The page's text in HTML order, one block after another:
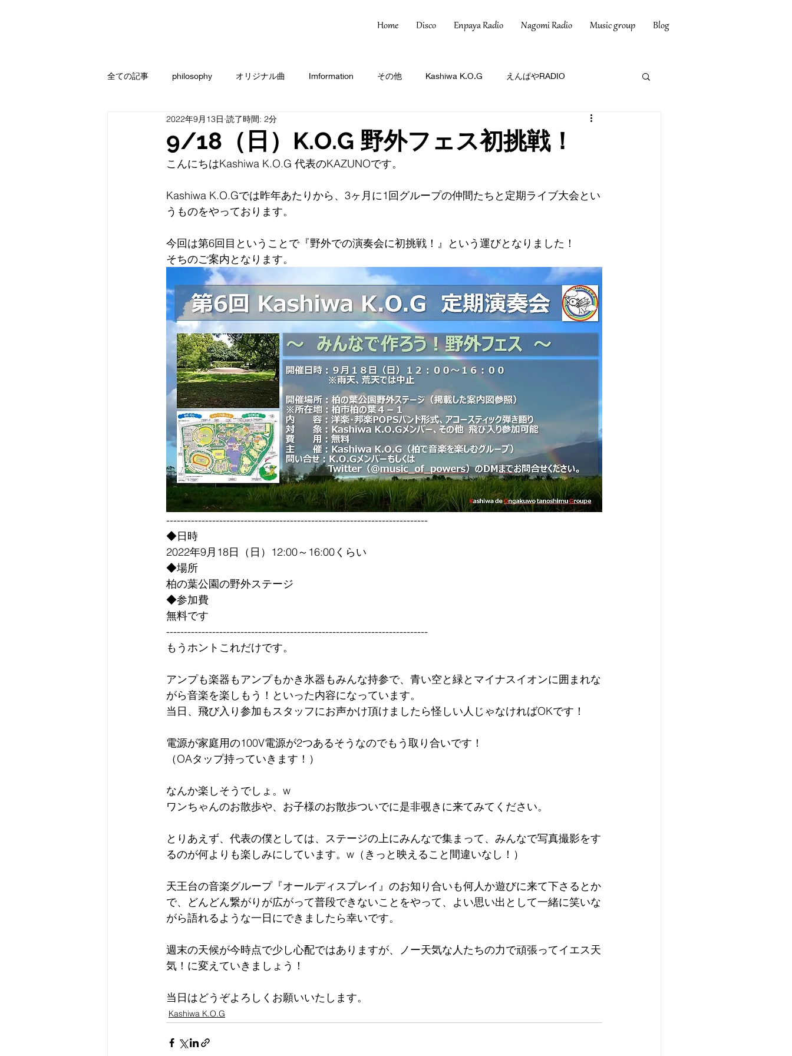
Home Disco Enpaya Radio Nagomi Radio Music group Blog
全ての記事 philosophy オリジナル曲 Imformation その他 Kashiwa K.O.G えんぱやRADIO
9/18（日）K.O.G 野外フェス初挑戦！
2022年9月13日 読了時間: 2分
こんにちはKashiwa K.O.G 代表のKAZUNOです。
Kashiwa K.O.Gでは昨年あたりから、3ヶ月に1回グループの仲間たちと定期ライブ大会とい
うものをやっております。
今回は第6回目ということで『野外での演奏会に初挑戦！』という運びとなりました！
そちのご案内となります。
--------------------------------------------------------------------------
◆日時
2022年9月18日（日）12:00～16:00くらい
◆場所
柏の葉公園の野外ステージ
◆参加費
無料です
--------------------------------------------------------------------------
もうホントこれだけです。
アンプも楽器もアンプもかき氷器もみんな持参で、青い空と緑とマイナスイオンに囲まれな
がら音楽を楽しもう！といった内容になっています。
当日、飛び入り参加もスタッフにお声かけ頂けましたら怪しい人じゃなければOKです！
電源が家庭用の100V電源が2つあるそうなのでもう取り合いです！
（OAタップ持っていきます！）
なんか楽しそうでしょ。w
ワンちゃんのお散歩や、お子様のお散歩ついでに是非覗きに来てみてください。
とりあえず、代表の僕としては、ステージの上にみんなで集まって、みんなで写真撮影をす
るのが何よりも楽しみにしています。w（きっと映えること間違いなし！）
天王台の音楽グループ『オールディスプレイ』のお知り合いも何人か遊びに来て下さるとか
で、どんどん繋がりが広がって普段できないことをやって、よい思い出として一緒に笑いな
がら語れるような一日にできましたら幸いです。
週末の天候が今時点で少し心配ではありますが、ノー天気な人たちの力で頑張ってイエス天
気！に変えていきましょう！
当日はどうぞよろしくお願いいたします。
Kashiwa K.O.G